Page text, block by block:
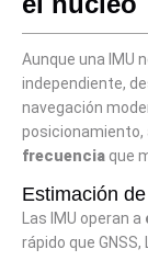
Aunque una IMU
independiente,
navegación
posicionamiento,
frecuencia que
Estimación
Las IMU operan a
rápido que GNSS,